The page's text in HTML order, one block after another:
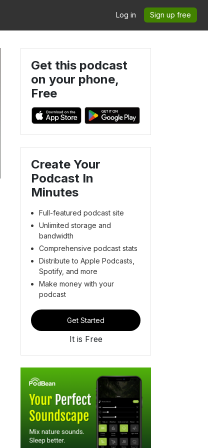
Log in Sign up free
Get this podcast
on your phone,
Free
Create Your
Podcast In
Minutes
Full-featured podcast site
Unlimited storage and
bandwidth
Comprehensive podcast stats
Distribute to Apple Podcasts,
Spotify, and more
Make money with your
podcast
Get Started
It is Free